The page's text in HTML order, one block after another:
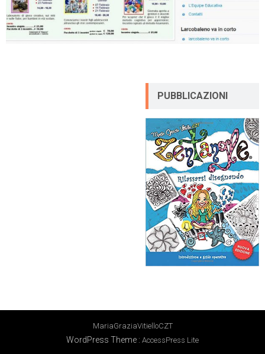
PUBBLICAZIONI
MariaGraziaVitielloCZT
WordPress Theme : AccessPress Lite